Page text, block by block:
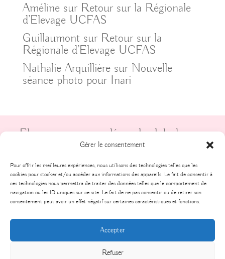
Gérer le consentement
Pour offrir les meilleures expériences, nous utilisons des technologies telles que les
cookies pour stocker et/ou accéder aux informations des appareils. Le fait de consentir à
ces technologies nous permettra de traiter des données telles que le comportement de
navigation ou les ID uniques sur ce site. Le fait de ne pas consentir ou de retirer son
consentement peut avoir un effet négatif sur certaines caractéristiques et fonctions.
Accepter
Refuser
Amélinesur Retour sur la Régionale
d’Elevage UCFAS
Guillaumontsur Retour sur la
Régionale d’Elevage UCFAS
Nathalie Arquillièresur Nouvelle
séance photo pour Inari
Elevage recommandé par le club de race
UCFAS
Tous droits réservés, - Élevage de la Gardienne
des Ombres - 2025 -
confidentialité